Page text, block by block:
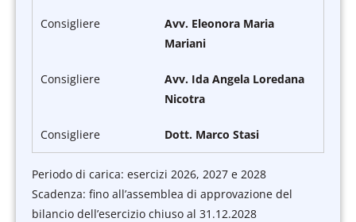
Consigliere
Avv. Eleonora Maria
Mariani
Consigliere
Avv. Ida Angela Loredana
Nicotra
Consigliere Dott. Marco Stasi
Periodo di carica: esercizi 2026, 2027 e 2028
Scadenza: fino all’assemblea di approvazione del
bilancio dell’esercizio chiuso al 31.12.2028